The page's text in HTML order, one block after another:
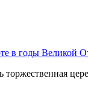
в годы Великой
торжественная